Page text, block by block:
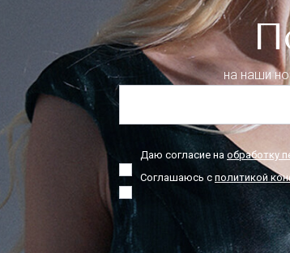
на наши
Даю согласие на обработку
Соглашаюсь с политикой